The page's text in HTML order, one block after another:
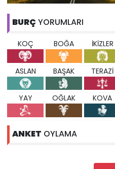
BURÇ YORUMLARI
KOÇ BOĞA İKİZLER
ASLAN BAŞAK TERAZİ
YAY OĞLAK KOVA
ANKET OYLAMA